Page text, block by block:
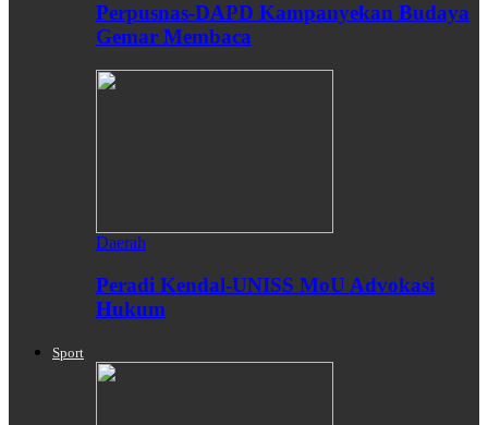
Perpusnas-DAPD Kampanyekan Budaya
Gemar Membaca
Daerah
Peradi Kendal-UNISS MoU Advokasi
Hukum
Sport